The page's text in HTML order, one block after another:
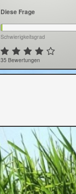
Diese Frage
Schwierigkeitsgrad
35 Bewertungen